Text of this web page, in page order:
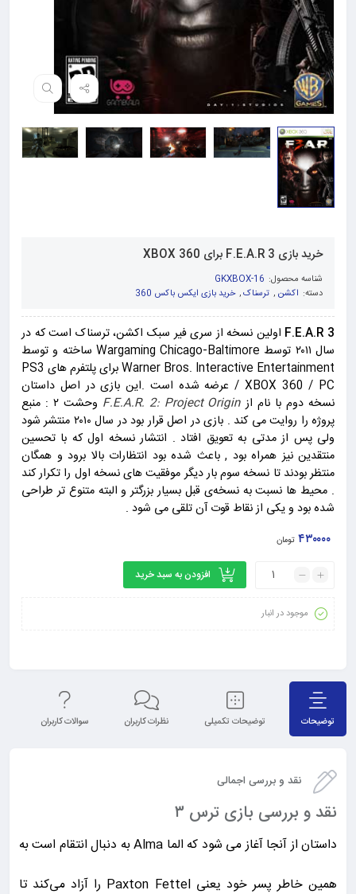
خرید بازی F.E.A.R 3 برای XBOX 360
شناسه محصول: GKXBOX-16
دسته: اکشن , ترسناک, خرید بازی ایکس باکس 360
F.E.A.R 3 اولین نسخه از سری فیر سبک اکشن، ترسناک است که در
سال ۲۰۱۱ توسط Wargaming Chicago-Baltimore ساخته و توسط
Warner Bros. Interactive Entertainment برای پلتفرم های PS3
/ XBOX 360 / PC عرضه شده است .این بازی در اصل داستان
نسخه دوم با نام از F.E.A.R. 2: Project Origin
وحشت ۲ : منبع
پروژه را روایت می کند . بازی در اصل قرار بود در سال ۲۰۱۰ منتشر شود
ولی پس از مدتی به تعویق افتاد . انتشار نسخه اول که با تحسین
منتقدین نیز همراه بود , باعث شده بود انتظارات بالا برود و همگان
منتظر بودند تا نسخه سوم بار دیگر موفقیت های نسخه اول را تکرار کند
. محیط‌ ها نسبت به نسخه‌ی قبل بسیار بزرگتر و البته متنوع‌ تر طراحی
شده ‌بود و یکی از نقاط قوت آن تلقی می شود .
۴۳۰۰۰۰ تومان
افزودن به سبد خرید
موجود در انبار
توضیحات توضیحات تکمیلی نظرات کاربران سوالات کاربران
نقد و بررسی اجمالی
نقد و بررسی بازی ترس ۳
داستان از آنجا آغاز می شود که الما Alma به دنبال انتقام است به
همین خاطر پسر خود یعنی Paxton Fettel را آزاد می‌کند تا